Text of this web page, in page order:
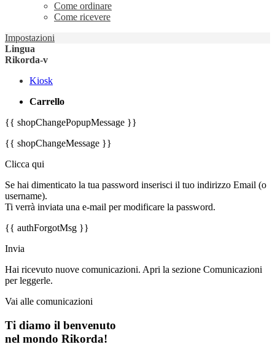
Come ordinare
Come ricevere
Impostazioni
Lingua
Rikorda-v
Kiosk
Carrello
{{ shopChangePopupMessage }}
{{ shopChangeMessage }}
Clicca qui
Se hai dimenticato la tua password inserisci il tuo indirizzo Email (o
username).
Ti verrà inviata una e-mail per modificare la password.
{{ authForgotMsg }}
Invia
Hai ricevuto nuove comunicazioni. Apri la sezione Comunicazioni
per leggerle.
Vai alle comunicazioni
Ti diamo il benvenuto
nel mondo Rikorda!